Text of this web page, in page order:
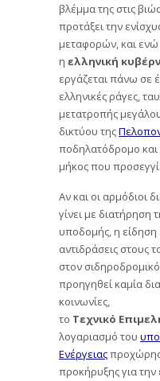
βλέμμα της στις
προτάξει την
μεταφορών, και ενώ
η ελληνική
εργάζεται πάνω σε
ελληνικές ράγες,
μετατροπής
δικτύου της
ποδηλατόδρομο
μήκος που
Αν και οι αρμόδιοι
γίνει με διατήρηση
υποδομής, η είδηση
αντιδράσεις στους
στον
προηγηθεί καμία
κοινωνίες,
το Τεχνικό
λογαριασμό του
Ενέργειας
προκήρυξης για